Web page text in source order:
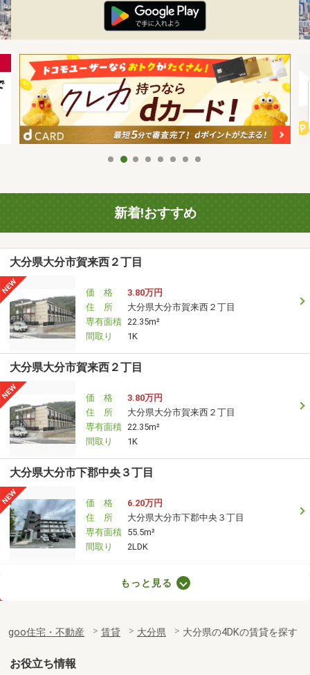
新着!おすすめ
大分県大分市賀来西２丁目
価 格
3.80万円
住 所
大分県大分市賀来西２丁目
専有面積 22.35m²
間取り
1K
大分県大分市賀来西２丁目
価 格
3.80万円
住 所
大分県大分市賀来西２丁目
専有面積 22.35m²
間取り
1K
大分県大分市下郡中央３丁目
価 格
6.20万円
住 所
大分県大分市下郡中央３丁目
専有面積 55.5m²
間取り
2LDK
大分県大分市賀来南１丁目
専有面積
29.47m²
もっと見る
goo住宅・不動産 賃貸 大分県 大分県の4DKの賃貸を探す
お役立ち情報